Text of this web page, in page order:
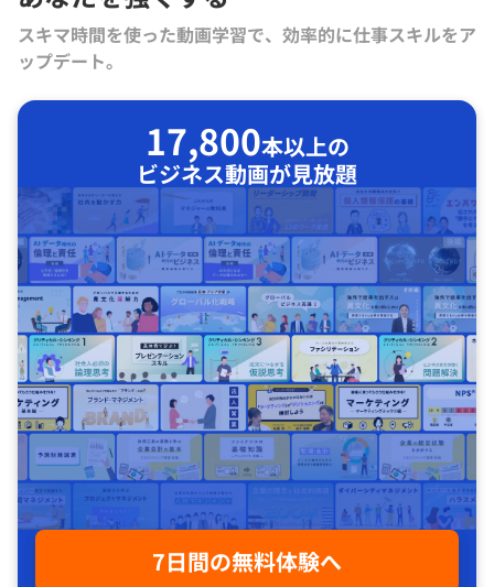
スキマ時間を使った動画学習で、効率的に仕事スキルをア
ップデート。
17,800本以上の
ビジネス動画が見放題
7日間の無料体験へ